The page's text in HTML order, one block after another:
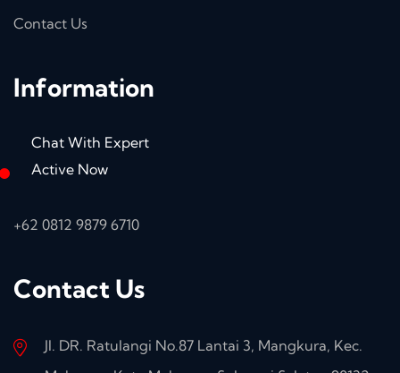
Contact Us
Information
Chat With Expert
Active Now
+62 0812 9879 6710
Contact Us
Jl. DR. Ratulangi No.87 Lantai 3, Mangkura, Kec.